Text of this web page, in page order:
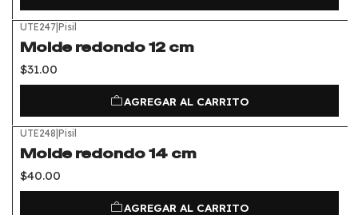
UTE247|Pisil
Molde redondo 12 cm
$31.00
AGREGAR AL CARRITO
UTE248|Pisil
Molde redondo 14 cm
$40.00
AGREGAR AL CARRITO